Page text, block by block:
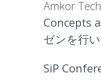
Amkor
Concepts
ゼンを行い
SiP